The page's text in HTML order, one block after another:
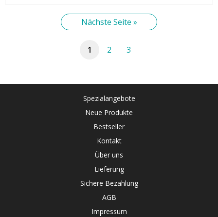
Nächste Seite »
1 2 3
Spezialangebote
Neue Produkte
Bestseller
Kontakt
Über uns
Lieferung
Sichere Bezahlung
AGB
Impressum